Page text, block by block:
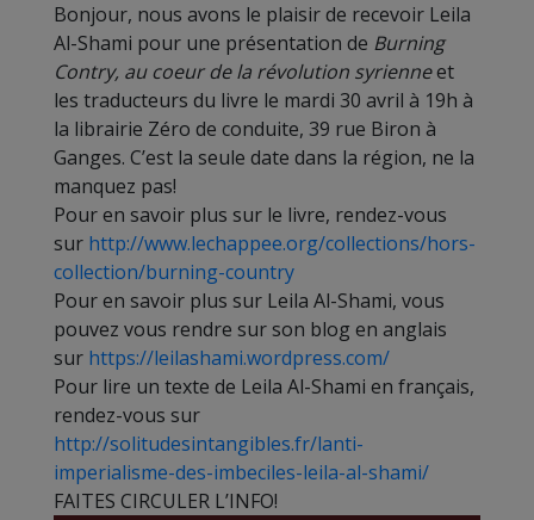
Bonjour, nous avons le plaisir de recevoir Leila
Al-Shami pour une présentation de Burning
Contry, au coeur de la révolution syrienneet
les traducteurs du livre le mardi 30 avril à 19h à
la librairie Zéro de conduite, 39 rue Biron à
Ganges. C’est la seule date dans la région, ne la
manquez pas!
Pour en savoir plus sur le livre, rendez-vous
sur http://www.lechappee.org/collections/hors-
collection/burning-country
Pour en savoir plus sur Leila Al-Shami, vous
pouvez vous rendre sur son blog en anglais
sur https://leilashami.wordpress.com/
Pour lire un texte de Leila Al-Shami en français,
rendez-vous sur
http://solitudesintangibles.fr/lanti-
imperialisme-des-imbeciles-leila-al-shami/
FAITES CIRCULER L’INFO!